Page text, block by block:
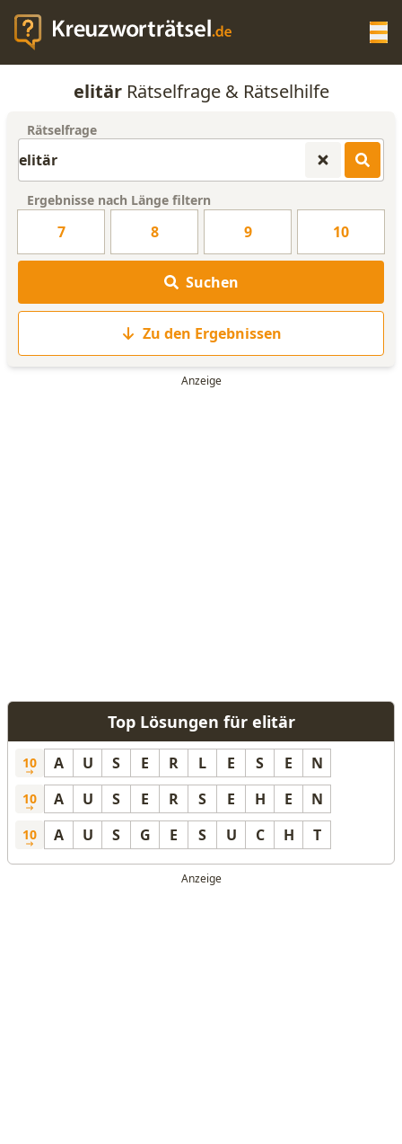
KREUZWORTRÄTSEL-HILFE
WORTLISTE
elitärRätselfrage & Rätselhilfe
Rätselfrage
Ergebnisse nach Länge filtern
7 8 9 10
Suchen
Zu den Ergebnissen
Top Lösungen für elitär
10 A U S E R L E S E N
10 A U S E R S E H E N
10 A U S G E S U C H T